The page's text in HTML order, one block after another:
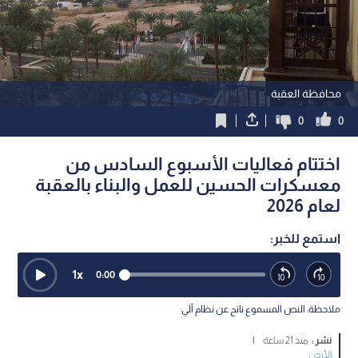
محافظة العقبة
0
0
اختتام فعاليات الأسبوع السادس من
معسكرات الحسين للعمل والبناء بالعقبة
لعام 2026
استمع للخبر:
0:00
1x
ملاحظة: النص المسموع ناتج عن نظام آلي
نشر : منذ 21 ساعة
|
الأردن